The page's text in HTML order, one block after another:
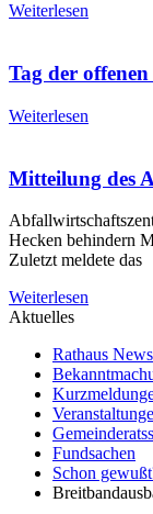
Weiterlesen
Tag der
Weiterlesen
Mitteilung des
Hecken behindern
Zuletzt meldete das
Weiterlesen
Aktuelles
Rathaus News
Fundsachen
Schon